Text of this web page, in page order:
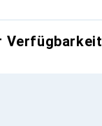
Verfügbarkeit